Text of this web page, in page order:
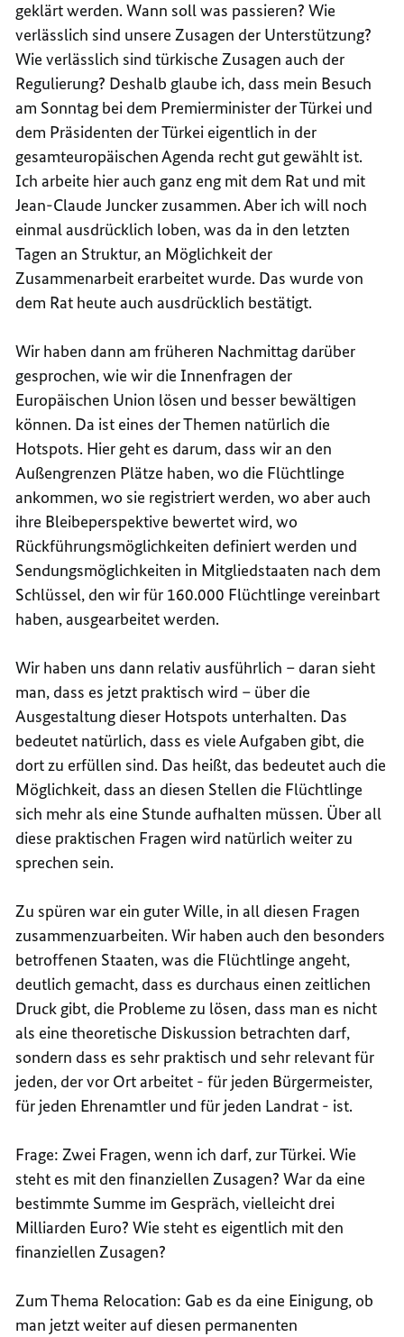
geklärt werden. Wann soll was passieren? Wie
verlässlich sind unsere Zusagen der Unterstützung?
Wie verlässlich sind türkische Zusagen auch der
Regulierung? Deshalb glaube ich, dass mein Besuch
am Sonntag bei dem Premierminister der Türkei und
dem Präsidenten der Türkei eigentlich in der
gesamteuropäischen Agenda recht gut gewählt ist.
Ich arbeite hier auch ganz eng mit dem Rat und mit
Jean-Claude Juncker zusammen. Aber ich will noch
einmal ausdrücklich loben, was da in den letzten
Tagen an Struktur, an Möglichkeit der
Zusammenarbeit erarbeitet wurde. Das wurde von
dem Rat heute auch ausdrücklich bestätigt.
Wir haben dann am früheren Nachmittag darüber
gesprochen, wie wir die Innenfragen der
Europäischen Union lösen und besser bewältigen
können. Da ist eines der Themen natürlich die
Hotspots. Hier geht es darum, dass wir an den
Außengrenzen Plätze haben, wo die Flüchtlinge
ankommen, wo sie registriert werden, wo aber auch
ihre Bleibeperspektive bewertet wird, wo
Rückführungsmöglichkeiten definiert werden und
Sendungsmöglichkeiten in Mitgliedstaaten nach dem
Schlüssel, den wir für 160.000 Flüchtlinge vereinbart
haben, ausgearbeitet werden.
Wir haben uns dann relativ ausführlich – daran sieht
man, dass es jetzt praktisch wird – über die
Ausgestaltung dieser Hotspots unterhalten. Das
bedeutet natürlich, dass es viele Aufgaben gibt, die
dort zu erfüllen sind. Das heißt, das bedeutet auch die
Möglichkeit, dass an diesen Stellen die Flüchtlinge
sich mehr als eine Stunde aufhalten müssen. Über all
diese praktischen Fragen wird natürlich weiter zu
sprechen sein.
Zu spüren war ein guter Wille, in all diesen Fragen
zusammenzuarbeiten. Wir haben auch den besonders
betroffenen Staaten, was die Flüchtlinge angeht,
deutlich gemacht, dass es durchaus einen zeitlichen
Druck gibt, die Probleme zu lösen, dass man es nicht
als eine theoretische Diskussion betrachten darf,
sondern dass es sehr praktisch und sehr relevant für
jeden, der vor Ort arbeitet - für jeden Bürgermeister,
für jeden Ehrenamtler und für jeden Landrat - ist.
Frage: Zwei Fragen, wenn ich darf, zur Türkei. Wie
steht es mit den finanziellen Zusagen? War da eine
bestimmte Summe im Gespräch, vielleicht drei
Milliarden Euro? Wie steht es eigentlich mit den
finanziellen Zusagen?
Zum Thema Relocation: Gab es da eine Einigung, ob
man jetzt weiter auf diesen permanenten